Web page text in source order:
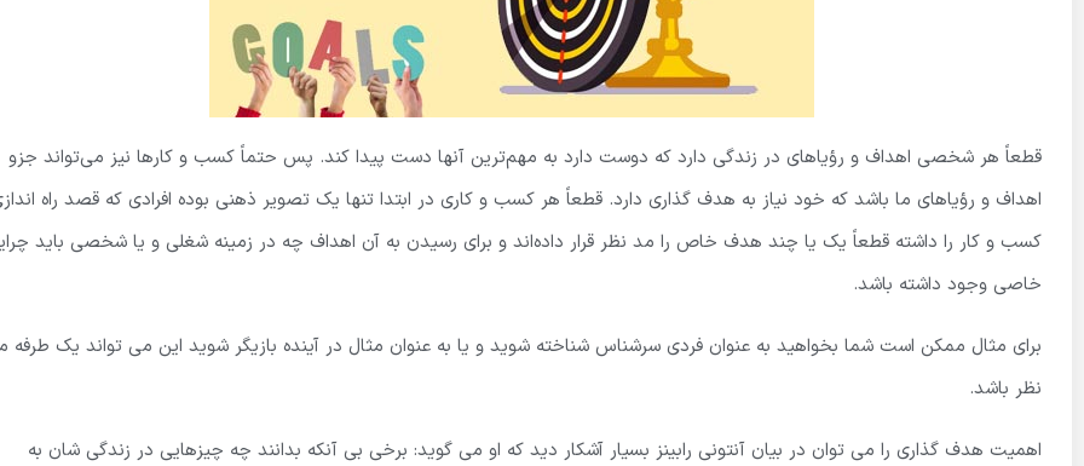
قطعاً هر شخصی اهداف و رؤیاهای در زندگی دارد که دوست دارد به مهم‌ترین آنها دست پیدا کند. پس حتماً کسب و کارها نیز می‌تواند جزو
اهداف و رؤیاهای ما باشد که خود نیاز به هدف گذاری دارد. قطعاً هر کسب و کاری در ابتدا تنها یک تصویر ذهنی بوده افرادی که قصد راه
کسب و کار را داشته قطعاً یک یا چند هدف خاص را مد نظر قرار داده‌اند و برای رسیدن به آن اهداف چه در زمینه شغلی و یا شخصی باید
خاصی وجود داشته باشد.
برای مثال ممکن است شما بخواهید به عنوان فردی سرشناس شناخته شوید و یا به عنوان مثال در آینده بازیگر شوید این می تواند یک طرفه
نظر باشد.
اهمیت هدف گذاری را می توان در بیان آنتونی رابینز بسیار آشکار دید که او می گوید: برخی بی آنکه بدانند چه چیزهایی در زندگی شان به